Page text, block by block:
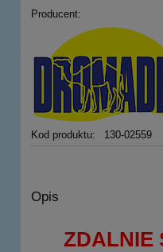
Producent:
Kod produktu: 130-02559
Opis
ZDALNIE